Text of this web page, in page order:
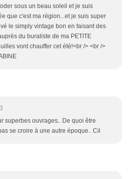
sous un beau soleil et je suis
que c'est ma région...et je suis super
le simply vintage bon en faisant des
du buraliste de ma PETITE
vont chauffer cet été!<br /> <br />
superbes ouvrages.. De quoi être
se croire à une autre époque.. Cil